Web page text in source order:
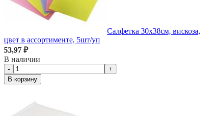
Салфетка 30х38см, вискоза,
цвет в ассортименте, 5шт/уп
53,97 ₽
В наличии
-
+
В корзину